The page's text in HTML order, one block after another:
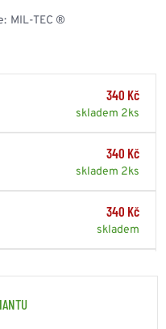
MIL-TEC ®
340 Kč
skladem 2ks
340 Kč
skladem 2ks
340 Kč
skladem